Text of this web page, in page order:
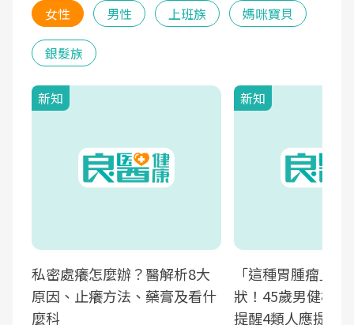
女性 男性 上班族 媽咪寶貝
銀髮族
新知
私密處癢怎麼辦？醫解析8大
原因、止癢方法、藥膏及看什
麼科
新知
「這種胃腫瘤」
狀！45歲男健檢
提醒4類人應提高